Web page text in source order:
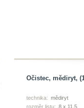
Očistec, mědiryt,
technika: mědiryt
rozměr listu: 8 x 11,5